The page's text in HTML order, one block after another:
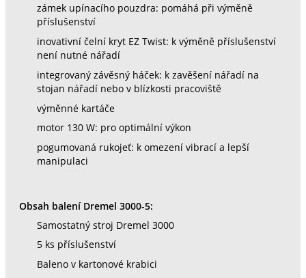
zámek upínacího pouzdra: pomáhá při výměně
příslušenství
inovativní čelní kryt EZ Twist: k výměně příslušenství
není nutné nářadí
integrovaný závěsný háček: k zavěšení nářadí na
stojan nářadí nebo v blízkosti pracoviště
výměnné kartáče
motor 130 W: pro optimální výkon
pogumovaná rukojeť: k omezení vibrací a lepší
manipulaci
Obsah balení Dremel 3000-5:
Samostatný stroj Dremel 3000
5 ks příslušenství
Baleno v kartonové krabici